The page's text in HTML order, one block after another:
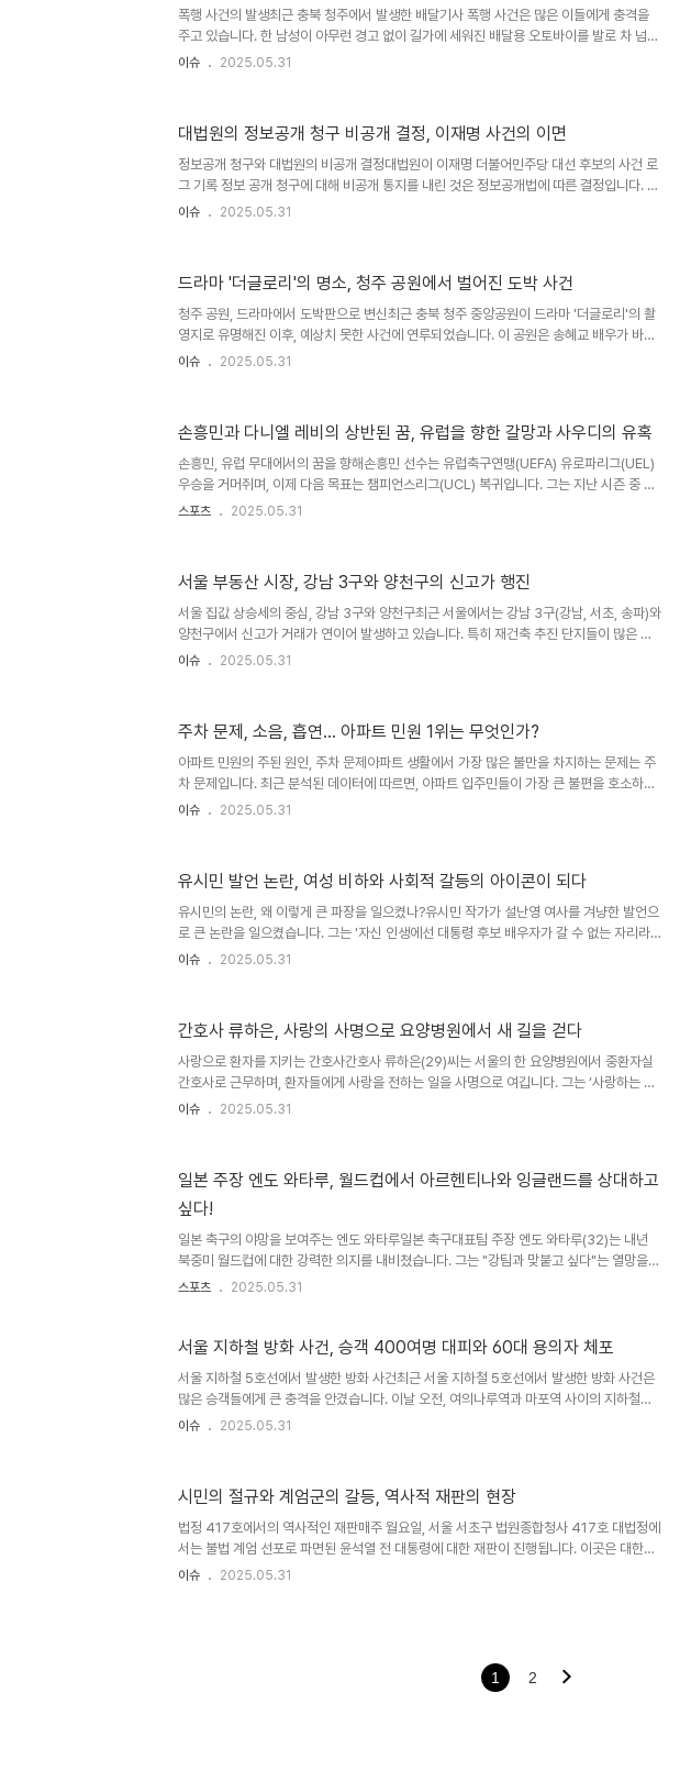
의 스타 선수들이 이적하는 경향이 뚜렷해졌습니다. 특히, 호날두가 알 나스르에 합류한 이
후..
폭행 사건의 발생최근 충북 청주에서 발생한 배달기사 폭행 사건은 많은 이들에게 충격을
주고 있습니다. 한 남성이 아무런 경고 없이 길가에 세워진 배달용 오토바이를 발로 차 넘어
뜨린 후, 항의하던 배달 기사에게 무차별적인 폭행을 가한 것입니다. 제보자에 따르면, 이
폭행을 이어갔습니다. 이로 인해 배달 기사는 전신 타박상을 입었으며, 의료진으로부터 3주
간의 치료가 필요하다는 진단을 받았습니다. 심리적으로도 큰 충격을 받은 그는 생계 유지
를 ..
이슈 2025.05.31
대법원의 정보공개 청구 비공개 결정, 이재명 사건의 이면
정보공개 청구와 대법원의 비공개 결정대법원이 이재명 더불어민주당 대선 후보의 사건 로
그 기록 정보 공개 청구에 대해 비공개 통지를 내린 것은 정보공개법에 따른 결정입니다. 사
건이 진행 중인 만큼, 공개할 경우 재판받을 권리를 침해할 수 있다는 이유로 비공개를 선택
신청이 접수된 상황입니다. 이 사건을 통해 공공기관의 정보공개법에 대한 이해가 필요하다
는 점이 강조됩니다. 비공개 결정의 법적 근거와 그 의미대법원이 정보공개 청구를 비공개
로 결..
이슈 2025.05.31
드라마 '더글로리'의 명소, 청주 공원에서 벌어진 도박 사건
청주 공원, 드라마에서 도박판으로 변신최근 충북 청주 중앙공원이 드라마 '더글로리'의 촬
영지로 유명해진 이후, 예상치 못한 사건에 연루되었습니다. 이 공원은 송혜교 배우가 바둑
과외를 받던 장소로, 드라마의 인기로 많은 관광객이 방문하고 있습니다. 그러나 이곳에서
로 큰 인기를 끌며, 해외 관광객들까지 청주를 찾아오게 만들었습니다. 이곳은 바둑을 두는
장면으로 유명해졌지만, 최근에는 도박판으로서의 이미지가 더 부각되고 있습니다. 드라마
의 성공..
이슈 2025.05.31
손흥민과 다니엘 레비의 상반된 꿈, 유럽을 향한 갈망과 사우디의 유혹
손흥민, 유럽 무대에서의 꿈을 향해손흥민 선수는 유럽축구연맹(UEFA) 유로파리그(UEL)
우승을 거머쥐며, 이제 다음 목표는 챔피언스리그(UCL) 복귀입니다. 그는 지난 시즌 중 토
트넘과 1년 계약 연장 옵션을 발동해 2026년까지 계약을 연장했지만, 그 이후로 여러 빅클
전했으며, 이는 그가 유럽에서의 커리어를 계속 이어가고 싶다는 강한 열망을 나타냅니다.
다니엘 레비 회장의 상반된 목표반면, 토트넘의 다니엘 레비 회장은 손흥민을 높은 이적..
스포츠 2025.05.31
서울 부동산 시장, 강남 3구와 양천구의 신고가 행진
서울 집값 상승세의 중심, 강남 3구와 양천구최근 서울에서는 강남 3구(강남, 서초, 송파)와
양천구에서 신고가 거래가 연이어 발생하고 있습니다. 특히 재건축 추진 단지들이 많은 이
지역들은 서울 집값 상승의 주역으로 떠오르고 있습니다. 한국부동산원의 자료에 따르면, 5
거래의 증가, 서울의 재건축 시장서울 내 재건축 시장은 특히 강남구의 압구정과 대치동, 송
파구의 잠실과 신천동에서 활발히 진행되고 있습니다. 예를 들어, 최근 강남..
이슈 2025.05.31
주차 문제, 소음, 흡연… 아파트 민원 1위는 무엇인가?
아파트 민원의 주된 원인, 주차 문제아파트 생활에서 가장 많은 불만을 차지하는 문제는 주
차 문제입니다. 최근 분석된 데이터에 따르면, 아파트 입주민들이 가장 큰 불편을 호소하는
이유는 바로 주차공간의 부족으로, 전체 민원의 33%를 차지합니다. 이는 지난 해보다 4%
전체의 20%를 기록했습니다. 이는 층간소음뿐만 아니라 인테리어와 공사로 인한 소음, 벽
간소음 등 다양한 형태로 나타나고 있습니다. 특히, 소음 문제는 입주민의 생활 질을 ..
이슈 2025.05.31
유시민 발언 논란, 여성 비하와 사회적 갈등의 아이콘이 되다
유시민의 논란, 왜 이렇게 큰 파장을 일으켰나?유시민 작가가 설난영 여사를 겨냥한 발언으
로 큰 논란을 일으켰습니다. 그는 '자신 인생에선 대통령 후보 배우자가 갈 수 없는 자리라
제정신이 아니'라는 발언을 했는데요, 이 발언은 단순한 개인의 의견이라기보다는 더 깊은
고 반문했습니다. 이러한 발언은 단순히 개인의 생각을 넘어 사회 전반의 성평등 문제까지
촉발하고 있습니다. 정치권의 반응, 유시민 발언에 대한 다양한 시각정치권에서도 유시민
작가..
이슈 2025.05.31
간호사 류하은, 사랑의 사명으로 요양병원에서 새 길을 걷다
사랑으로 환자를 지키는 간호사간호사 류하은(29)씨는 서울의 한 요양병원에서 중환자실
간호사로 근무하며, 환자들에게 사랑을 전하는 일을 사명으로 여깁니다. 그는 ‘사랑하는 게
사명’이라는 신념으로, 힘든 교대 근무 속에서도 환자 곁에서 미소를 잃지 않고 있습니다.
병원으로의 결단서울의 유명 대학병원에서 근무했던 류하은씨는, 고된 일상 속에서 ‘퇴사를
꿈꿨다’고 고백합니다. 그는 안정된 월급과 이름값을 내려놓고 요양병원으로 향하는 결단..
이슈 2025.05.31
일본 주장 엔도 와타루, 월드컵에서 아르헨티나와 잉글랜드를 상대하고
싶다!
일본 축구의 야망을 보여주는 엔도 와타루일본 축구대표팀 주장 엔도 와타루(32)는 내년
북중미 월드컵에 대한 강력한 의지를 내비쳤습니다. 그는 "강팀과 맞붙고 싶다"는 열망을
드러내며, 특히 아르헨티나와 잉글랜드를 언급했습니다. 아르헨티나는 전 대회 우승국으로
아 이긴 것을 언급해 자신감을 보였습니다. 2022 카타르 월드컵의 의미지난 월드컵에서
중요한 역할을 하였고, 일본은 조 2위로 16강에 진출했습니다. 그러나 크로아티아와의 승
부차기..
스포츠 2025.05.31
서울 지하철 방화 사건, 승객 400여명 대피와 60대 용의자 체포
서울 지하철 5호선에서 발생한 방화 사건최근 서울 지하철 5호선에서 발생한 방화 사건은
많은 승객들에게 큰 충격을 안겼습니다. 이날 오전, 여의나루역과 마포역 사이의 지하철에
서 화재가 발생하였고, 약 400명의 승객이 긴급하게 터널로 대피해야 했습니다. 현장에서
국은 166명의 인력과 68대의 소방 장비를 동원하여 신속하게 화재를 진압했습니다. 다행
히 대형 인명 피해는 발생하지 않았지만, 승객들의 안전을 위한 긴급 대응이 얼마나 중요한
지..
이슈 2025.05.31
시민의 절규와 계엄군의 갈등, 역사적 재판의 현장
법정 417호에서의 역사적인 재판매주 월요일, 서울 서초구 법원종합청사 417호 대법정에
서는 불법 계엄 선포로 파면된 윤석열 전 대통령에 대한 재판이 진행됩니다. 이곳은 대한민
국의 역사적인 재판이 열린 장소로서, 전두환, 노태우, 박근혜, 이명박 등 전직 대통령들도
계엄 선포의 원인이라고 믿었습니다. 그러나 계엄이 선포되고 곽종근 전 특전사령관의 지시
이슈 2025.05.31
1 2